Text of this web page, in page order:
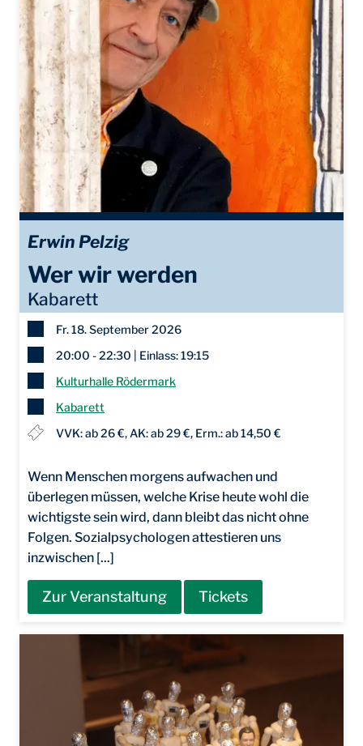
Erwin Pelzig
Wer wir werden
Kabarett
Fr. 18. September 2026
20:00 - 22:30 | Einlass: 19:15
Kulturhalle Rödermark
Kabarett
VVK: ab 26 €, AK: ab 29 €, Erm.: ab 14,50 €
Wenn Menschen morgens aufwachen und
überlegen müssen, welche Krise heute wohl die
wichtigste sein wird, dann bleibt das nicht ohne
Folgen. Sozialpsychologen attestieren uns
inzwischen [...]
Zur Veranstaltung Tickets